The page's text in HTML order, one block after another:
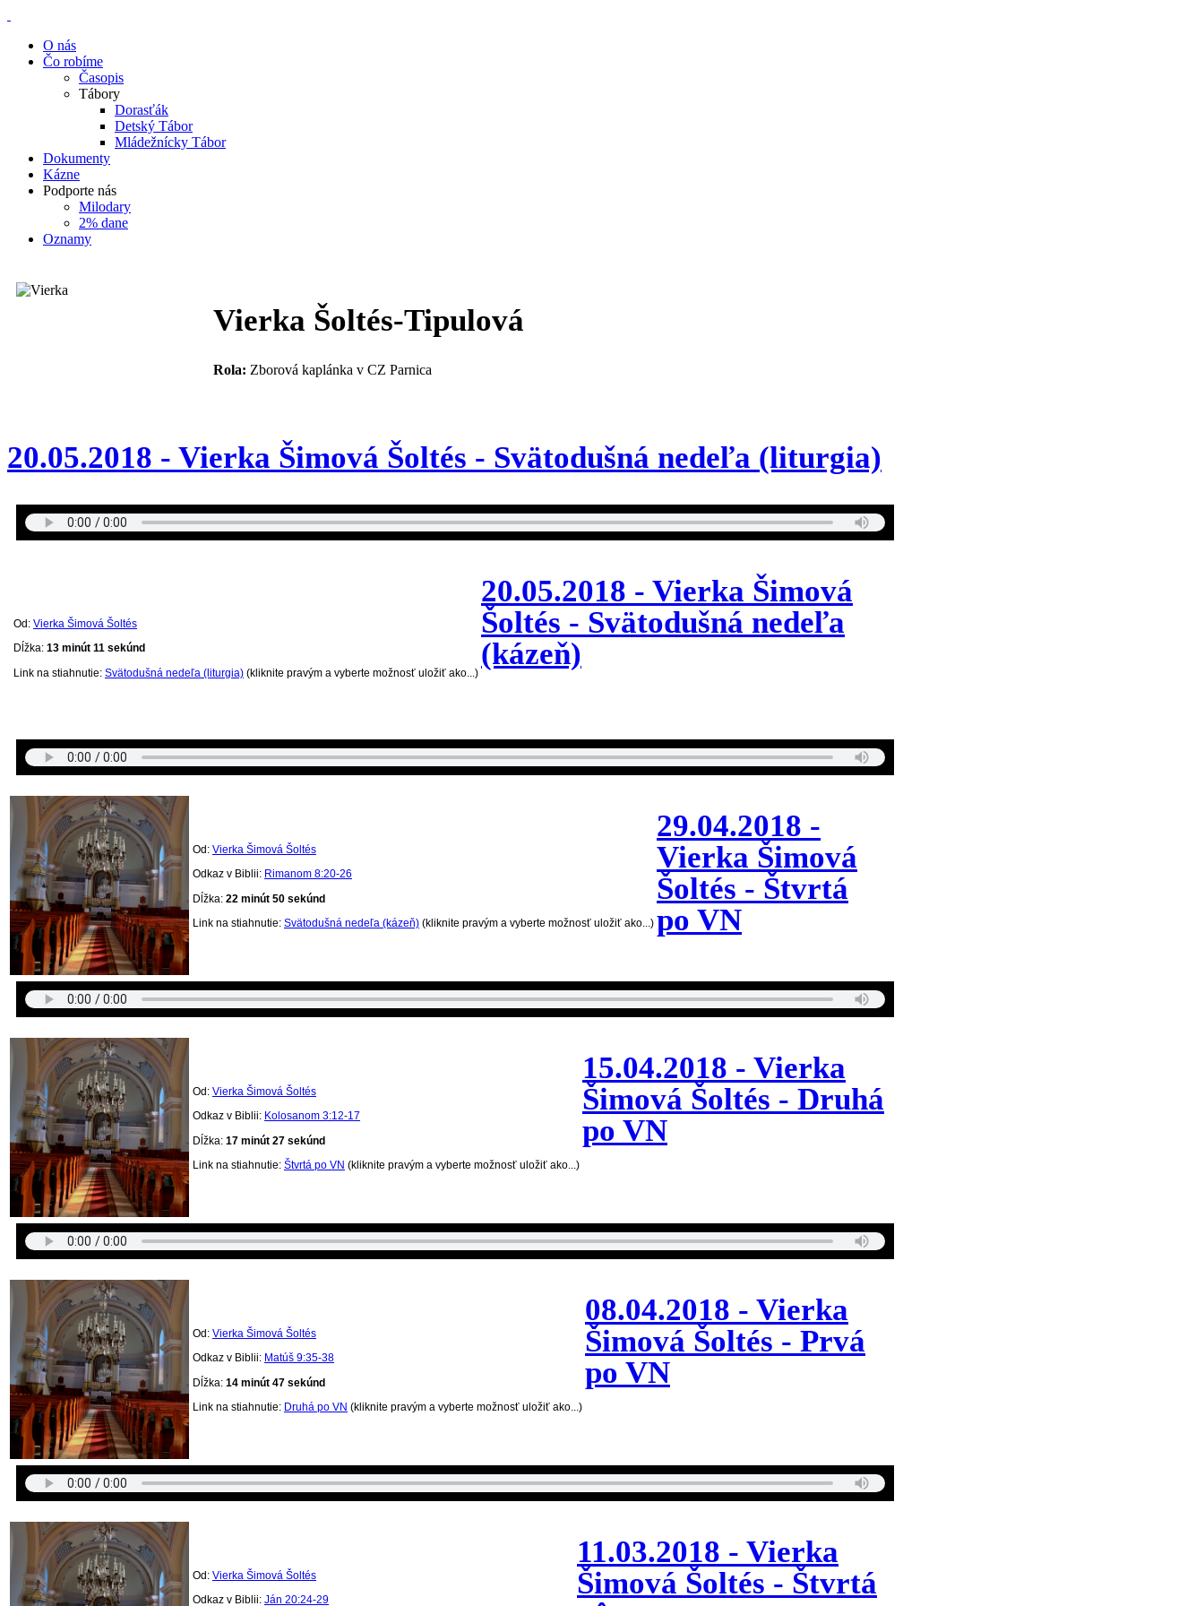
O nás
Čo robíme
Časopis
Tábory
Dorasťák
Detský Tábor
Mládežnícky Tábor
Dokumenty
Kázne
Podporte nás
Milodary
2% dane
Oznamy
Vierka Šoltés-Tipulová
Rola: Zborová kaplánka v CZ Parnica
20.05.2018 - Vierka Šimová Šoltés - Svätodušná nedeľa (liturgia)
Od: Vierka Šimová Šoltés
Dĺžka: 13 minút 11 sekúnd
Link na stiahnutie: Svätodušná nedeľa (liturgia) (kliknite pravým a vyberte možnosť uložiť ako...)
20.05.2018 - Vierka Šimová
Šoltés - Svätodušná nedeľa
(kázeň)
Od: Vierka Šimová Šoltés
Odkaz v Biblii: Rimanom 8:20-26
Dĺžka: 22 minút 50 sekúnd
Link na stiahnutie: Svätodušná nedeľa (kázeň) (kliknite pravým a vyberte možnosť uložiť ako...)
29.04.2018 -
Vierka Šimová
Šoltés - Štvrtá
po VN
Od: Vierka Šimová Šoltés
Odkaz v Biblii: Kolosanom 3:12-17
Dĺžka: 17 minút 27 sekúnd
Link na stiahnutie: Štvrtá po VN (kliknite pravým a vyberte možnosť uložiť ako...)
15.04.2018 - Vierka
Šimová Šoltés - Druhá
po VN
Od: Vierka Šimová Šoltés
Odkaz v Biblii: Matúš 9:35-38
Dĺžka: 14 minút 47 sekúnd
Link na stiahnutie: Druhá po VN (kliknite pravým a vyberte možnosť uložiť ako...)
08.04.2018 - Vierka
Šimová Šoltés - Prvá
po VN
Od: Vierka Šimová Šoltés
Odkaz v Biblii: Ján 20:24-29
11.03.2018 - Vierka
Šimová Šoltés - Štvrtá